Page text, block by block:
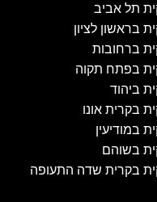
תל אביב
בראשון לציון
ברחובות
בפתח תקוה
ביהוד
בקרית אונו
במודיעין
בשוהם
בקרית שדה התעופה